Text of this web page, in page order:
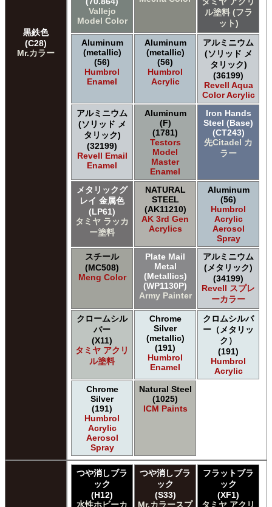
黒鉄色
(C28)
Mr.カラー
Vallejo
Model Color
ル塗料 (フラ
ット)
Aluminum
(metallic)
(56)
Humbrol
Enamel
Aluminum
(metallic)
(56)
Humbrol
Acrylic
アルミニウム
(ソリッド メ
タリック)
(36199)
Revell Aqua
Color Acrylic
アルミニウム
(ソリッド メ
タリック)
(32199)
Revell Email
Enamel
Aluminum
(F)
(1781)
Testors
Model
Master
Enamel
Iron Hands
Steel (Base)
(CT243)
先Citadel カ
ラー
メタリックグ
レイ 金属色
(LP61)
タミヤ ラッカ
ー塗料
NATURAL
STEEL
(AK11210)
AK 3rd Gen
Acrylics
Aluminum
(56)
Humbrol
Acrylic
Aerosol
Spray
スチール
(MC508)
Meng Color
Plate Mail
Metal
(Metallics)
(WP1130P)
Army Painter
アルミニウム
(メタリック)
(34199)
Revell スプレ
ーカラー
クロームシル
バー
(X11)
タミヤ アクリ
ル塗料
Chrome
Silver
(metallic)
(191)
Humbrol
Enamel
クロムシルバ
ー（メタリッ
ク）
(191)
Humbrol
Acrylic
Chrome
Silver
(191)
Humbrol
Acrylic
Aerosol
Spray
Natural Steel
(1025)
ICM Paints
つや消しブラ
ック
(H12)
水性ホビーカ
つや消しブラ
ック
(S33)
Mr.カラースプ
フラットブラ
ック
(XF1)
タミヤ アクリ